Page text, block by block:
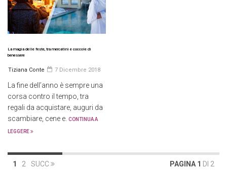
La magia delle feste, tra mercatini e coccole di
benessere
Tiziana Conte 7 Dicembre 2018
La fine dell’anno è sempre una
corsa contro il tempo, tra
regali da acquistare, auguri da
scambiare, cene e. CONTINUA A
LEGGERE
1 2 SUCC PAGINA 1 DI 2